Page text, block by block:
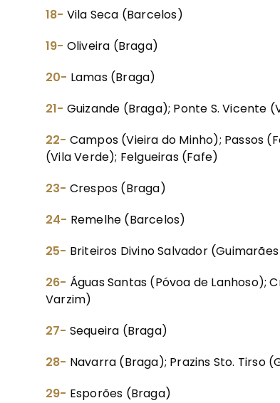
18- Vila Seca (Barcelos)
19- Oliveira (Braga)
20- Lamas (Braga)
21- Guizande (Braga); Ponte S. Vicente
22- Campos (Vieira do Minho); Passos
(Vila Verde); Felgueiras (Fafe)
23- Crespos (Braga)
24- Remelhe (Barcelos)
25- Briteiros Divino Salvador
26- Águas Santas (Póvoa de Lanhoso);
Varzim)
27- Sequeira (Braga)
28- Navarra (Braga); Prazins Sto. Tirso
29- Esporões (Braga)